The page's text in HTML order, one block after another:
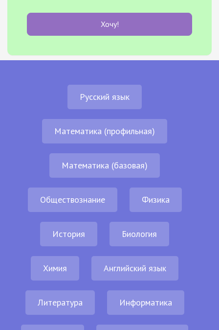
Хочу!
Русский язык
Математика (профильная)
Математика (базовая)
Обществознание Физика
История Биология
Химия Английский язык
Литература Информатика